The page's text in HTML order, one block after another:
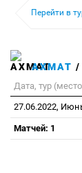
Перейти в
АХМАТ /
Дата, тур
27.06.2022,
Матчей: 1